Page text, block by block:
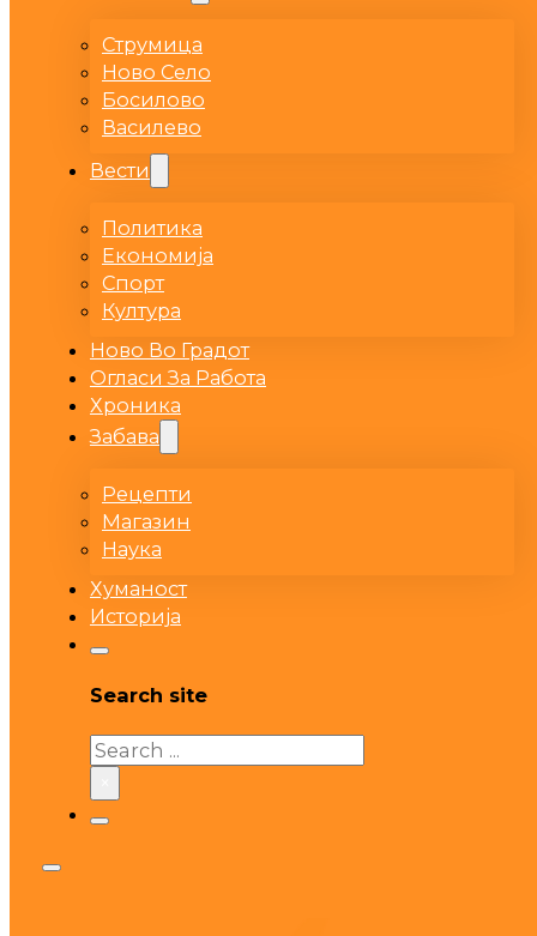
Струмица
Ново Село
Босилово
Василево
Вести
Политика
Економија
Спорт
Култура
Ново Во Градот
Огласи За Работа
Хроника
Забава
Рецепти
Магазин
Наука
Хуманост
Историја
Search site
Search